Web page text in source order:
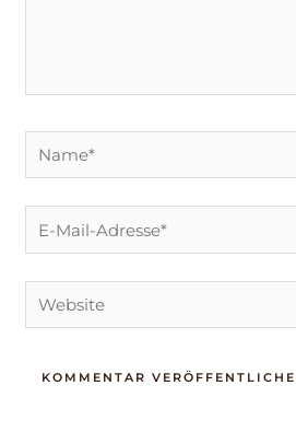
Name*
E-
Mail-
Adresse*
Website